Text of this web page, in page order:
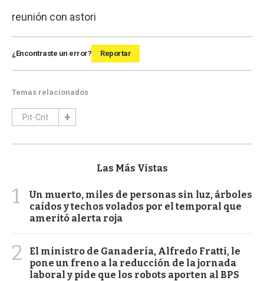
reunión con astori
¿Encontraste un error? Reportar
Temas relacionados
Pit-Cnt
Las Más Vistas
1
Un muerto, miles de personas sin luz, árboles
caídos y techos volados por el temporal que
ameritó alerta roja
2
El ministro de Ganadería, Alfredo Fratti, le
pone un freno a la reducción de la jornada
laboral y pide que los robots aporten al BPS